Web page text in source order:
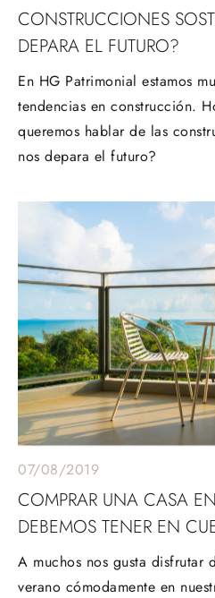
CONSTRUCCIONES
DEPARA EL FUTURO?
En HG Patrimonial estamos
tendencias en construcción.
queremos hablar de las
nos depara el futuro?
07/08/2019
COMPRAR UNA CASA
DEBEMOS TENER EN
A muchos nos gusta disfrutar
verano cómodamente en